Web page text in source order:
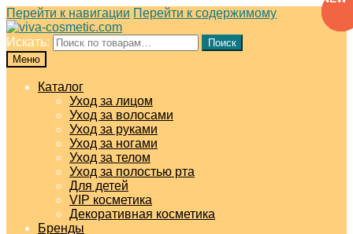
Перейти к навигации Перейти к содержимому
Искать:
Поиск
Меню
Каталог
Уход за лицом
Уход за волосами
Уход за руками
Уход за ногами
Уход за телом
Уход за полостью рта
Для детей
VIP косметика
Декоративная косметика
Бренды